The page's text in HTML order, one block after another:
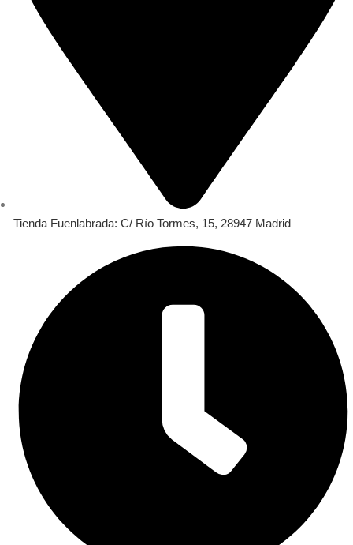
Tienda Fuenlabrada: C/ Río Tormes, 15, 28947 Madrid